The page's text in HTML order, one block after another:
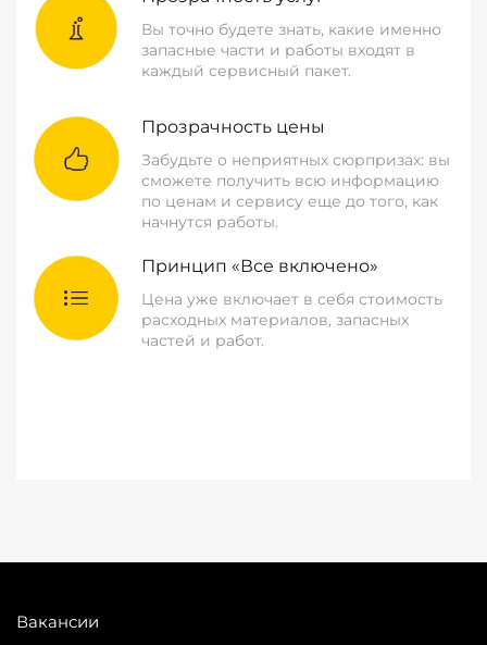
Вы точно будете знать, какие именно
запасные части и работы входят в
каждый сервисный пакет.
Прозрачность цены
Забудьте о неприятных сюрпризах: вы
сможете получить всю информацию
по ценам и сервису еще до того, как
начнутся работы.
Принцип «Все включено»
Цена уже включает в себя стоимость
расходных материалов, запасных
частей и работ.
Вакансии